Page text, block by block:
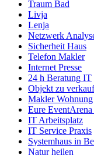
Traum Bad
Livja
Lenja
Netzwerk
Sicherheit Haus
Telefon Makler
Internet Presse
24 h Beratung IT
Objekt zu
Makler Wohnung
Eure
IT Arbeitsplatz
IT Service Praxis
Systemhaus in
Natur heilen